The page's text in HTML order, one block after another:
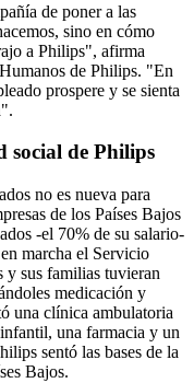
de poner a las
sino en cómo
a Philips", afirma
de Philips. "En
prospere y se sienta
social de Philips
no es nueva para
de los Países Bajos
-el 70% de su salario-
marcha el Servicio
y sus familias tuvieran
medicación y
una clínica ambulatoria
una farmacia y un
sentó las bases de la
Bajos.